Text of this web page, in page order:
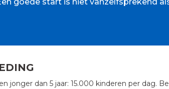
goede start is niet vanzelfsprekend
jonger dan 5 jaar: 15.000 kinderen per dag.